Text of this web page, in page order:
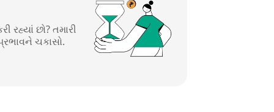
રહ્યાં છો? તમારી
ચકાસો.